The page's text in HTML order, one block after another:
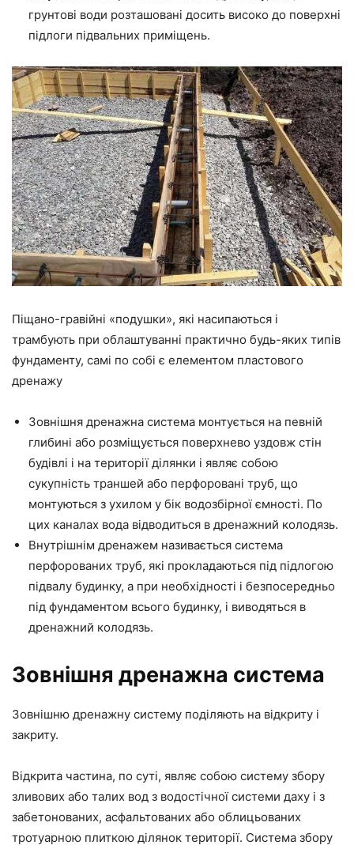
грунтові води розташовані досить високо до поверхні
підлоги підвальних приміщень.
Піщано-гравійні «подушки», які насипаються і
трамбують при облаштуванні практично будь-яких типів
фундаменту, самі по собі є елементом пластового
дренажу
Зовнішня дренажна система монтується на певній
глибині або розміщується поверхнево уздовж стін
будівлі і на території ділянки і являє собою
сукупність траншей або перфоровані труб, що
монтуються з ухилом у бік водозбірної ємності. По
цих каналах вода відводиться в дренажний колодязь.
Внутрішнім дренажем називається система
перфорованих труб, які прокладаються під підлогою
підвалу будинку, а при необхідності і безпосередньо
під фундаментом всього будинку, і виводяться в
дренажний колодязь.
Зовнішня дренажна система
Зовнішню дренажну систему поділяють на відкриту і
закриту.
Відкрита частина, по суті, являє собою систему збору
зливових або талих вод з водостічної системи даху і з
забетонованих, асфальтованих або облицьованих
тротуарною плиткою ділянок території. Система збору